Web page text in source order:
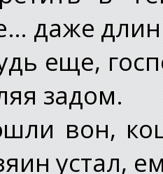
даже
еще,
задом.
вон,
устал,